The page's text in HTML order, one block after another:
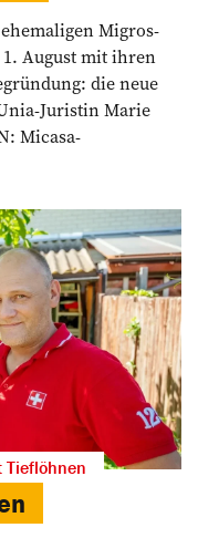
Migros-
August mit ihren
die neue
Juristin Marie
Micasa-
Tieflöhnen